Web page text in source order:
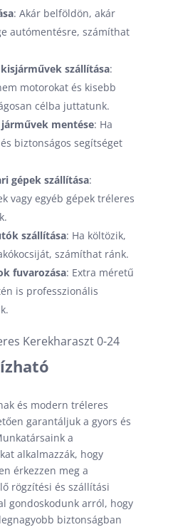
: Akár belföldön, akár
autómentésre, számíthat
szállítása:
motorokat és kisebb
célba juttatunk.
mentése: Ha
biztonságos segítséget
gépek szállítása:
vagy egyéb gépek tréleres
szállítása: Ha költözik,
számíthat ránk.
fuvarozása: Extra méretű
is professzionális
Kerekharaszt 0-24
és modern tréleres
garantáljuk a gyors és
a
alkalmazzák, hogy
érkezzen meg a
rögzítési és szállítási
gondoskodunk arról, hogy
biztonságban